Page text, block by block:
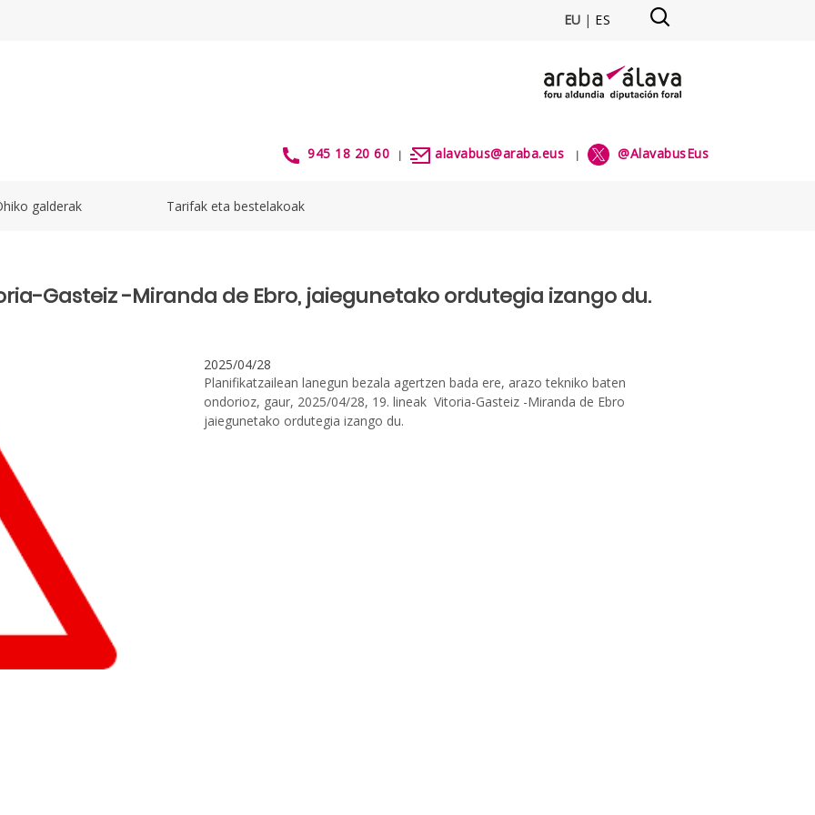
EU | ES
945 18 20 60 | alavabus@araba.eus | @AlavabusEus
galderak Tarifak eta bestelakoak
Gasteiz -Miranda de Ebro, jaiegunetako ordutegia izango du.
2025/04/28
Planifikatzailean lanegun bezala agertzen bada ere, arazo tekniko baten
ondorioz, gaur, 2025/04/28, 19. lineak Vitoria-Gasteiz -Miranda de Ebro
jaiegunetako ordutegia izango du.